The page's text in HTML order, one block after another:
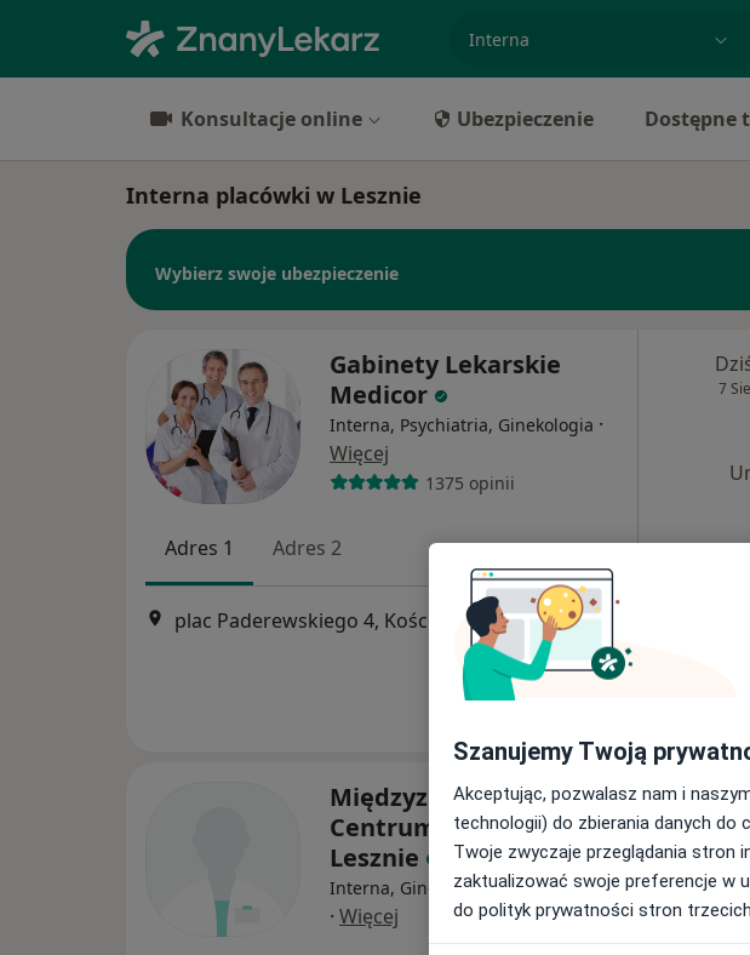
Konsultacje online Ubezpieczenie Dostępne
Interna placówki w Lesznie
Wybierz swoje ubezpieczenie
Gabinety Lekarskie
Medicor
Interna, Psychiatria, Ginekologia ·
Więcej
1375 opinii
Adres 1 Adres 2
plac Paderewskiego 4, Kościan • Mapa
7 Sie
Międzyzakładowe
Centrum Medicover w
Lesznie
Interna, Ginekologia, Laryngologia
· Więcej
7 Sie
Szanujemy Twoją
Akceptując, pozwalasz nam i
technologii) do zbierania danych
Twoje zwyczaje przeglądania stron
zaktualizować swoje preferencje w
do polityk prywatności stron